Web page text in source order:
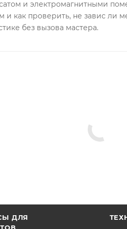
и электромагнитными
и как проверить, не завис ли
без вызова мастера.
ДЛЯ